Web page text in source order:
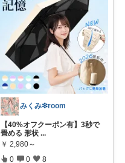
みくみ❇room
【40%オフクーポン有】3秒で
畳める 形状 ...
￥ 2,980～
0 0 8